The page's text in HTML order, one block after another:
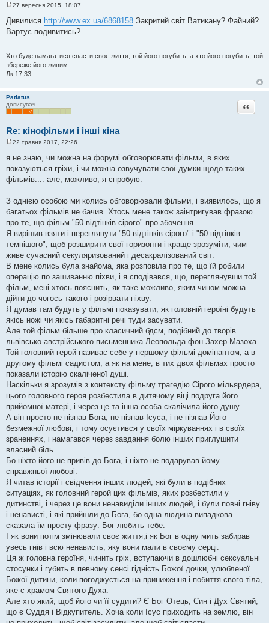
в
і
м
е
н
я
27 вересня 2015, 18:07
Дивилися http://www.ex.ua/6868158 Закритий світ Ватикану? Файний?
Вартує подивитись?
Хто буде намагатися спасти своє життя, той його погубить; а хто його погубить, той
збереже його живим.
Лк.17,33
Patlatus
дописувач
Re: кінофільми і інші кіна
Цитата
о
в
і
д
о
л
е
н
н
я
22 травня 2017, 22:26
я не знаю, чи можна на форумі обговорювати фільми, в яких
показуються гріхи, і чи можна озвучувати свої думки щодо таких
фільмів.... але, можливо, я спробую.
З однією особою ми колись обговорювали фільми, і виявилось, що я
багатьох фільмів не бачив. Хтось мене також заінтригував фразою
про те, що фільм "50 відтінків сірого" про збочення.
Я вирішив взяти і переглянути "50 відтінків сірого" і "50 відтінків
темнішого", щоб розширити свої горизонти і краще зрозуміти, чим
живе сучасний секуляризований і десакралізований світ.
В мене колись була знайома, яка розповіла про те, що їй робили
операцію по зашиванню піхви, і я сподівався, що, переглянувши той
фільм, мені хтось пояснить, як таке можливо, яким чином можна
дійти до чогось такого і розірвати піхву.
Я думав там будуть у фільмі показувати, як головній героїні будуть
якісь ножі чи якісь габаритні речі туди засувати.
Але той фільм більше про класичний бдсм, подібний до творів
львівсько-австрійського письменника Леопольда фон Захер-Мазоха.
Той головний герой називає себе у першому фільмі домінантом, а в
другому фільмі садистом, а як на мене, в тих двох фільмах просто
показали історію скаліченої душі.
Наскільки я зрозумів з контексту фільму трагедію Сірого мільярдера,
цього головного героя розбестила в дитячому віці подруга його
прийомної матері, і через це та інша особа скалічила його душу.
А він просто не пізнав Бога, не пізнав Ісуса, і не пізнав Його
безмежної любові, і тому осуєтився у своїх міркуваннях і в своїх
зраненнях, і намагався через завдання болю інших приглушити
власний біль.
Бо ніхто його не привів до Бога, і ніхто не подарував йому
справжньої любові.
Я читав історії і свідчення інших людей, які були в подібних
ситуаціях, як головний герой цих фільмів, яких розбестили у
дитинстві, і через це вони ненавиділи інших людей, і були повні гніву
і ненависті, і які прийшли до Бога, бо одна людина випадкова
сказала їм просту фразу: Бог любить тебе.
І як вони потім змінювали своє життя,і як Бог в одну мить забирав
увесь гнів і всю ненависть, яку вони мали в своєму серці.
Ця ж головна героїня, чинить гріх, вступаючи в дошлюбні сексуальні
стосунки і губить в певному сенсі гідність Божої дочки, улюбленої
Божої дитини, коли погоджується на приниження і побиття свого тіла,
яке є храмом Святого Духа.
Але хто який, щоб його чи її судити? Є Бог Отець, Син і Дух Святий,
що є Суддя і Відкупитель. Хоча коли Ісус приходить на землю, він